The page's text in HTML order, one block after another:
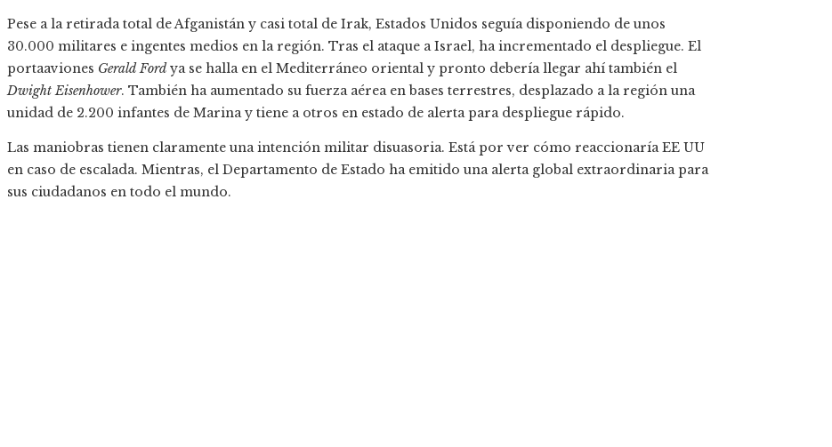
Pese a la retirada total de Afganistán y casi total de Irak, Estados Unidos seguía disponiendo de unos
30.000 militares e ingentes medios en la región. Tras el ataque a Israel, ha incrementado el despliegue. El
portaaviones Gerald Ford ya se halla en el Mediterráneo oriental y pronto debería llegar ahí también el
Dwight Eisenhower. También ha aumentado su fuerza aérea en bases terrestres, desplazado a la región una
unidad de 2.200 infantes de Marina y tiene a otros en estado de alerta para despliegue rápido.
Las maniobras tienen claramente una intención militar disuasoria. Está por ver cómo reaccionaría EE UU
en caso de escalada. Mientras, el Departamento de Estado ha emitido una alerta global extraordinaria para
sus ciudadanos en todo el mundo.